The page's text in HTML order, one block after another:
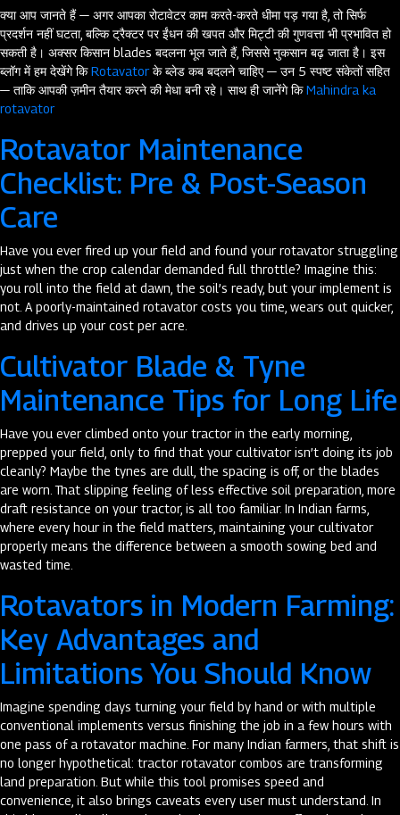
क्या आप जानते हैं — अगर आपका रोटावेटर काम करते-करते धीमा पड़ गया है, तो सिर्फ
प्रदर्शन नहीं घटता, बल्कि ट्रैक्टर पर ईंधन की खपत और मिट्टी की गुणवत्ता भी प्रभावित हो
सकती है। अक्सर किसान blades बदलना भूल जाते हैं, जिससे नुकसान बढ़ जाता है। इस
ब्लॉग में हम देखेंगे किRotavatorके ब्लेड कब बदलने चाहिए — उन 5 स्पष्ट संकेतों सहित
— ताकि आपकी ज़मीन तैयार करने की मेधा बनी रहे। साथ ही जानेंगे किMahindra ka
rotavator
Rotavator Maintenance
Checklist: Pre & Post-Season
Care
Have you ever fired up your field and found your rotavator struggling
just when the crop calendar demanded full throttle? Imagine this:
you roll into the field at dawn, the soil’s ready, but your implement is
not. A poorly-maintained rotavator costs you time, wears out quicker,
and drives up your cost per acre.
Cultivator Blade & Tyne
Maintenance Tips for Long Life
Have you ever climbed onto your tractor in the early morning,
prepped your field, only to find that your cultivator isn’t doing its job
cleanly? Maybe the tynes are dull, the spacing is off, or the blades
are worn. That slipping feeling of less effective soil preparation, more
draft resistance on your tractor, is all too familiar. In Indian farms,
where every hour in the field matters, maintaining your cultivator
properly means the difference between a smooth sowing bed and
wasted time.
Rotavators in Modern Farming:
Key Advantages and
Limitations You Should Know
Imagine spending days turning your field by hand or with multiple
conventional implements versus finishing the job in a few hours with
one pass of a rotavator machine. For many Indian farmers, that shift is
no longer hypothetical: tractor rotavator combos are transforming
land preparation. But while this tool promises speed and
convenience, it also brings caveats every user must understand. In